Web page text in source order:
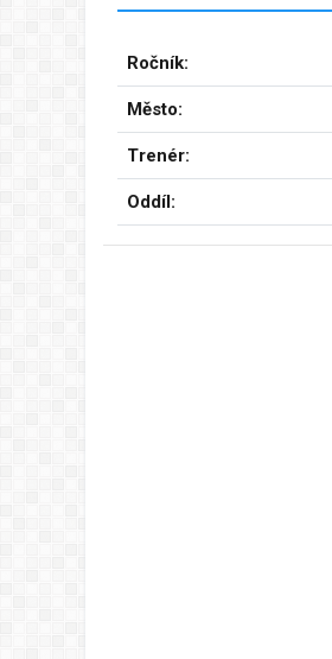
Ročník:
Město:
Trenér:
Oddíl: